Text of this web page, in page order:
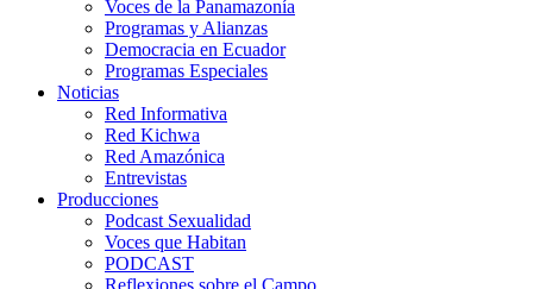
Voces de la Panamazonía
Programas y Alianzas
Democracia en Ecuador
Programas Especiales
Noticias
Red Informativa
Red Kichwa
Red Amazónica
Entrevistas
Producciones
Podcast Sexualidad
Voces que Habitan
PODCAST
Reflexiones sobre el Campo